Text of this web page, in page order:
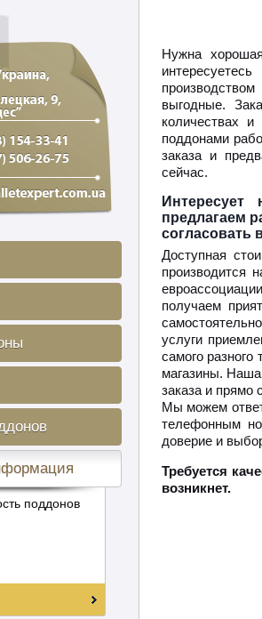
поддонов
Нужна
выгодные.
количествах
поддонами
заказа и
сейчас.
предлагаем
согласовать
Доступная
производится
получаем
услуги
самого
магазины. Наша
заказа и прямо
Мы можем
телефонным
доверие и
Требуется
возникнет.